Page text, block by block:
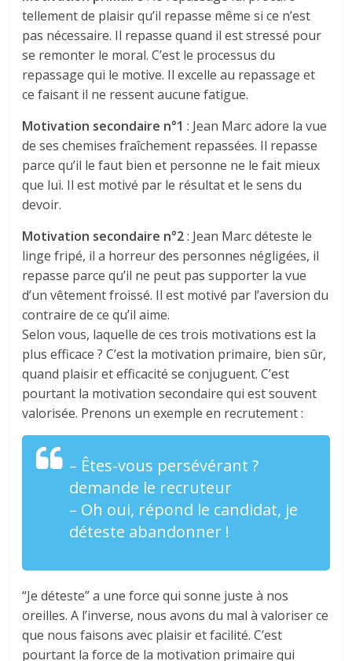
tellement de plaisir qu’il repasse même si ce n’est
pas nécessaire. Il repasse quand il est stressé pour
se remonter le moral. C’est le processus du
repassage qui le motive. Il excelle au repassage et
ce faisant il ne ressent aucune fatigue.
Motivation secondaire n°1 : Jean Marc adore la vue
de ses chemises fraîchement repassées. Il repasse
parce qu’il le faut bien et personne ne le fait mieux
que lui. Il est motivé par le résultat et le sens du
devoir.
Motivation secondaire n°2: Jean Marc déteste le
linge fripé, il a horreur des personnes négligées, il
repasse parce qu’il ne peut pas supporter la vue
d’un vêtement froissé. Il est motivé par l’aversion du
contraire de ce qu’il aime.
Selon vous, laquelle de ces trois motivations est la
plus efficace ? C’est la motivation primaire, bien sûr,
quand plaisir et efficacité se conjuguent. C’est
pourtant la motivation secondaire qui est souvent
valorisée. Prenons un exemple en recrutement :
– Êtes-vous persévérant ?
demande le recruteur
– Oh oui, répond le candidat, je
déteste abandonner !
“Je déteste” a une force qui sonne juste à nos
oreilles. A l’inverse, nous avons du mal à valoriser ce
que nous faisons avec plaisir et facilité. C’est
pourtant la force de la motivation primaire qui